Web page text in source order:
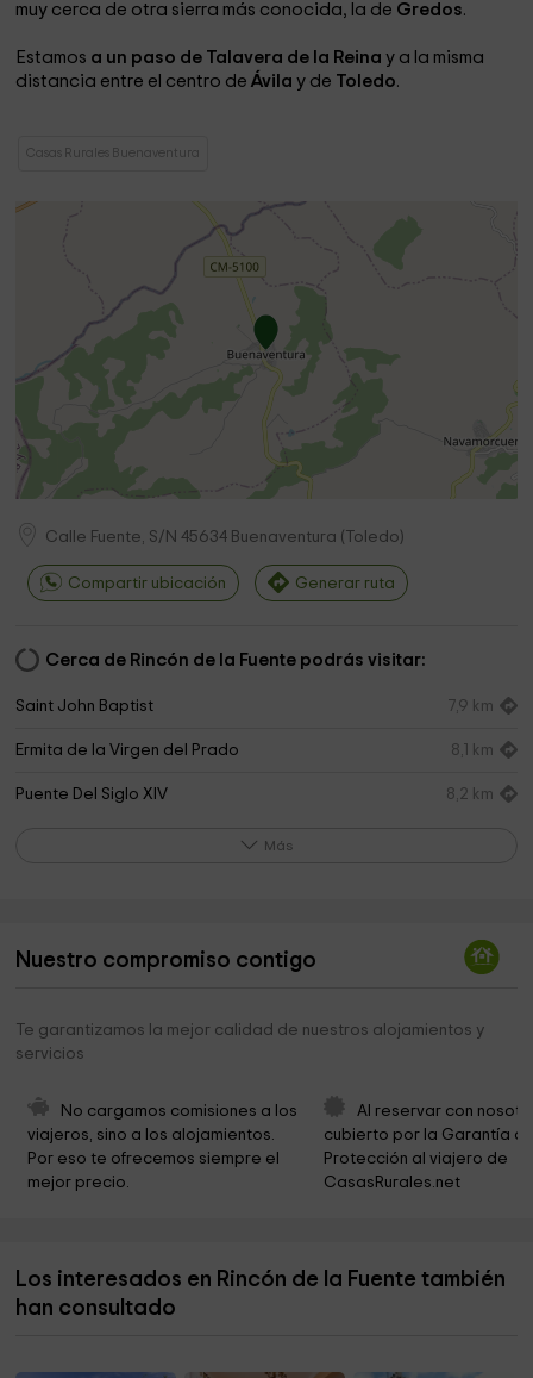
muy cerca de otra sierra más conocida, la de Gredos.
Estamos a un paso de Talavera de la Reina y a la misma
distancia entre el centro deÁvilay de Toledo.
Casas Rurales Buenaventura
Calle Fuente, S/N 45634 Buenaventura ( Toledo)
Compartir ubicación Generar ruta
Cerca de Rincón de la Fuente podrás visitar:
Saint John Baptist 7,9 km
Ermita de la Virgen del Prado 8,1 km
Puente Del Siglo XIV 8,2 km
Cementerio nuevo Pedro Bernardo
Municipio de Pedro Bernardo 9,0 km
Aeródromo de La Iglesuela "El Tiétar"
BRIF de La Iglesuela
Cuevas Del Aguila
Iglesia Santa Ana 11,1 km
Parroquia de Santa Ana 11,2 km
Más
Nuestro compromiso contigo
Te garantizamos la mejor calidad de nuestros alojamientos y
servicios
No cargamos comisiones a los
viajeros, sino a los alojamientos.
Por eso te ofrecemos siempre el
mejor precio.
Al reservar con
cubierto por la Garantía
Protección al viajero de
CasasRurales.net
Los interesados en Rincón de la Fuente también
han consultado